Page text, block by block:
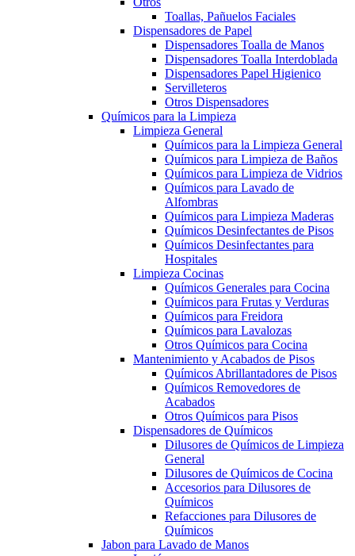
Toallas, Pañuelos Faciales
Dispensadores de Papel
Dispensadores Toalla de Manos
Dispensadores Toalla Interdoblada
Dispensadores Papel Higienico
Servilleteros
Otros Dispensadores
Químicos para la Limpieza
Limpieza General
Químicos para la Limpieza General
Químicos para Limpieza de Baños
Químicos para Limpieza de Vidrios
Químicos para Lavado de
Alfombras
Químicos para Limpieza Maderas
Químicos Desinfectantes de Pisos
Químicos Desinfectantes para
Hospitales
Limpieza Cocinas
Químicos Generales para Cocina
Químicos para Frutas y Verduras
Químicos para Freidora
Químicos para Lavalozas
Otros Químicos para Cocina
Mantenimiento y Acabados de Pisos
Químicos Abrillantadores de Pisos
Químicos Removedores de
Acabados
Otros Químicos para Pisos
Dispensadores de Químicos
Dilusores de Químicos de Limpieza
General
Dilusores de Químicos de Cocina
Accesorios para Dilusores de
Químicos
Refacciones para Dilusores de
Químicos
Jabon para Lavado de Manos